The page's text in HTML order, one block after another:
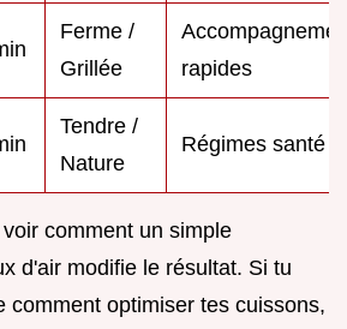
Ferme /
Grillée
rapides
Tendre /
Nature
Régimes santé
comment un simple
d'air modifie le résultat. Si tu
comment optimiser tes cuissons,